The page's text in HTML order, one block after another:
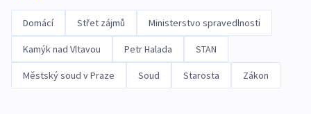
Domácí Střet zájmů Ministerstvo spravedlnosti
Kamýk nad Vltavou Petr Halada STAN
Městský soud v Praze Soud Starosta Zákon